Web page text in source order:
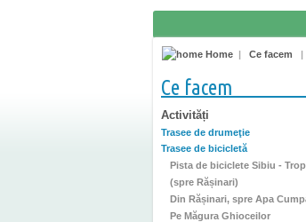
Home | Ce facem |
Ce facem
Activități
Trasee de drumeţie
Trasee de bicicletă
Pista de biciclete Sibiu -
(spre Rășinari)
Din Rășinari, spre Apa
Pe Măgura Ghioceilor